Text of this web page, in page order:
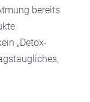
bereits
„Detox-